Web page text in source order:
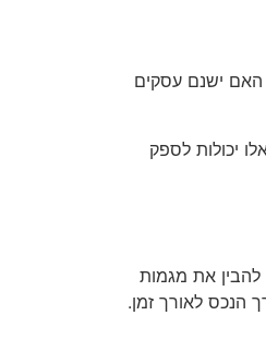
האם ישנם עסקים
יכולות לספק
להבין את מגמות
הנכס לאורך זמן.